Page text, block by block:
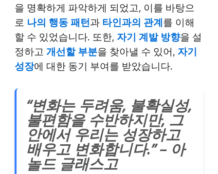
을 명확하게 파악하게 되었고, 이를 바탕으
로 나의 행동 패턴과 타인과의 관계를 이해
할 수 있었습니다. 또한, 자기 계발 방향을 설
정하고 개선할 부분을 찾아낼 수 있어, 자기
성장에 대한 동기 부여를 받았습니다.
“변화는 두려움, 불확실성,
불편함을 수반하지만, 그
안에서 우리는 성장하고
배우고 변화합니다.” – 아
놀드 글래스고